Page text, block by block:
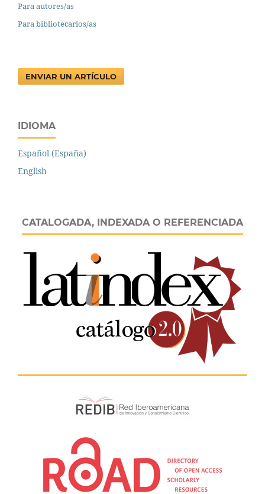
Para autores/as
Para bibliotecarios/as
ENVIAR UN ARTÍCULO
IDIOMA
Español (España)
English
CATALOGADA, INDEXADA O REFERENCIADA